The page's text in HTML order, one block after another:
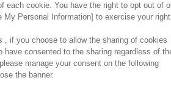
each cookie. You have the right to opt out of
Personal Information] to exercise your
, if you choose to allow the sharing of cookies
have consented to the sharing regardless of
manage your consent on the following
the banner.